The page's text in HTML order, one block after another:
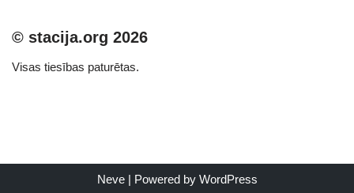
© stacija.org 2026
Visas tiesības paturētas.
Neve| Powered by WordPress